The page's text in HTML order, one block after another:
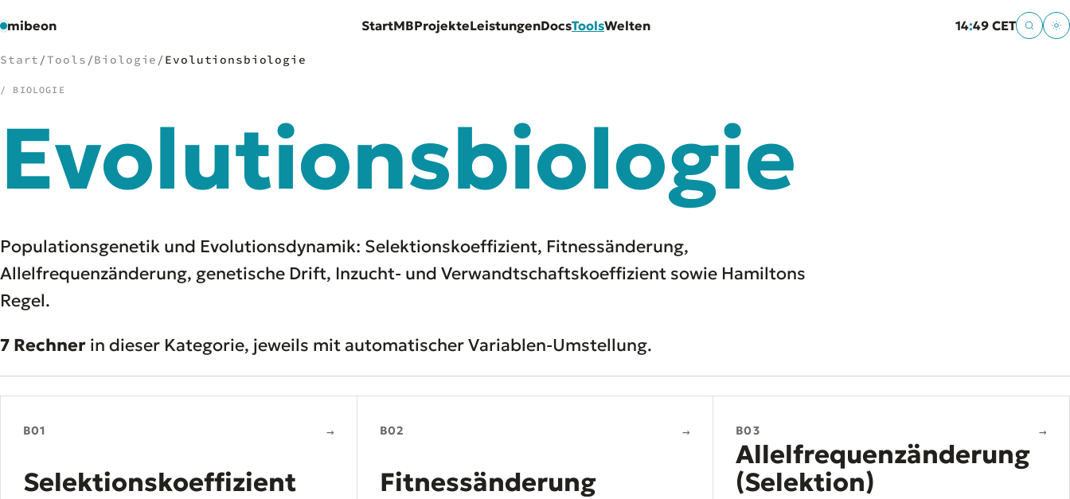
mibeon StartMBProjekteLeistungenDocsToolsWelten 14:49 CET
01Start
04 Leistungen
Docs
06Tools
Start /Tools /Biologie / Evolutionsbiologie
/ BIOLOGIE
Evolutionsbiologie
Populationsgenetik und Evolutionsdynamik: Selektionskoeffizient, Fitnessänderung,
Allelfrequenzänderung, genetische Drift, Inzucht- und Verwandtschaftskoeffizient sowie Hamiltons
Regel.
7 Rechner in dieser Kategorie, jeweils mit automatischer Variablen-Umstellung.
B01 →
Selektionskoeffizient
B02 →
Fitnessänderung
B03 →
Allelfrequenzänderung
(Selektion)